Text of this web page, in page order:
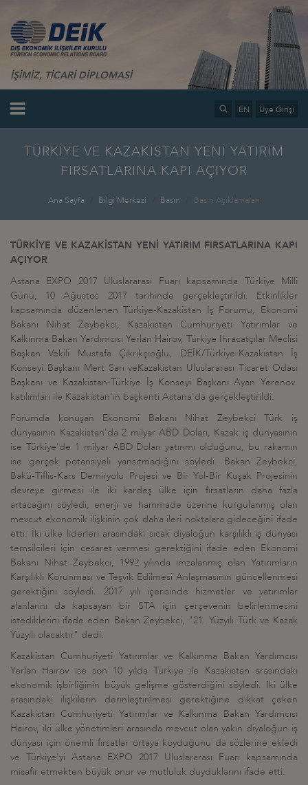
İŞİMİZ, TİCARİ DİPLOMASİ
EN Üye Girişi
TÜRKİYE VE KAZAKİSTAN YENİ YATIRIM
FIRSATLARINA KAPI AÇIYOR
Ana Sayfa Bilgi Merkezi Basın Basın Açıklamaları
TÜRKİYE VE KAZAKİSTAN YENİ YATIRIM FIRSATLARINA KAPI
AÇIYOR
Astana EXPO 2017 Uluslararası Fuarı kapsamında Türkiye Milli
Günü, 10 Ağustos 2017 tarihinde gerçekleştirildi. Etkinlikler
kapsamında düzenlenen Türkiye-Kazakistan İş Forumu, Ekonomi
Bakanı Nihat Zeybekci, Kazakistan Cumhuriyeti Yatırımlar ve
Kalkınma Bakan Yardımcısı Yerlan Hairov, Türkiye İhracatçılar Meclisi
Başkan Vekili Mustafa Çıkrıkçıoğlu, DEİK/Türkiye-Kazakistan İş
Konseyi Başkanı Mert Sarı veKazakistan Uluslararası Ticaret Odası
Başkanı ve Kazakistan-Türkiye İş Konseyi Başkanı Ayan Yerenov
katılımları ile Kazakistan'ın başkenti Astana'da gerçekleştirildi.
Forumda konuşan Ekonomi Bakanı Nihat Zeybekci Türk iş
dünyasının Kazakistan'da 2 milyar ABD Doları, Kazak iş dünyasının
ise Türkiye'de 1 milyar ABD Doları yatırımı olduğunu, bu rakamın
ise gerçek potansiyeli yansıtmadığını söyledi. Bakan Zeybekci,
Bakü-Tiflis-Kars Demiryolu Projesi ve Bir Yol-Bir Kuşak Projesinin
devreye girmesi ile iki kardeş ülke için fırsatların daha fazla
artacağını söyledi, enerji ve hammade üzerine kurgulanmış olan
mevcut ekonomik ilişkinin çok daha ileri noktalara gideceğini ifade
etti. İki ülke liderleri arasındaki sıcak diyaloğun karşılıklı iş dünyası
temsilcileri için cesaret vermesi gerektiğini ifade eden Ekonomi
Bakanı Nihat Zeybekci, 1992 yılında imzalanmış olan Yatırımların
Karşılıklı Korunması ve Teşvik Edilmesi Anlaşmasının güncellenmesi
gerektiğini söyledi. 2017 yılı içerisinde hizmetler ve yatırımlar
alanlarını da kapsayan bir STA için çerçevenin belirlenmesini
istediklerini ifade eden Bakan Zeybekci, "21. Yüzyılı Türk ve Kazak
Yüzyılı olacaktır" dedi.
Kazakistan Cumhuriyeti Yatırımlar ve Kalkınma Bakan Yardımcısı
Yerlan Hairov ise son 10 yılda Türkiye ile Kazakistan arasındaki
ekonomik işbirliğinin büyük gelişme gösterdiğini söyledi. İki ülke
arasındaki ilişkilerin derinleştirilmesi gerektiğine dikkat çeken
Kazakistan Cumhuriyeti Yatırımlar ve Kalkınma Bakan Yardımcısı
Hairov, iki ülke yönetimleri arasında mevcut olan yakın diyaloğun iş
dünyası için önemli fırsatlar ortaya koyduğunu da sözlerine ekledi
ve Türkiye'yi Astana EXPO 2017 Uluslararası Fuarı kapsamında
misafir etmekten büyük onur ve mutluluk duyduklarını ifade etti.